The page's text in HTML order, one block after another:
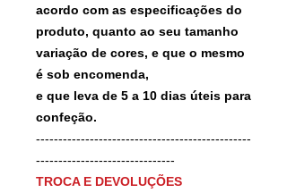
acordo com as especificações do
produto, quanto ao seu tamanho
variação de cores, e que o mesmo
é sob encomenda,
e que leva de 5 a 10 dias úteis para
confeção.
------------------------------------------------
-------------------------------
TROCA E DEVOLUÇÕES